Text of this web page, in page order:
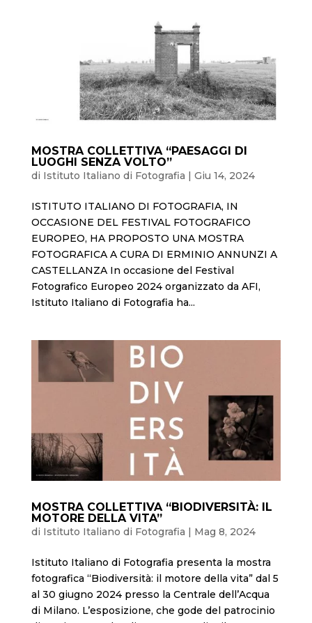
MOSTRA COLLETTIVA “PAESAGGI DI
LUOGHI SENZA VOLTO”
di Istituto Italiano di Fotografia | Giu 14, 2024
ISTITUTO ITALIANO DI FOTOGRAFIA, IN
OCCASIONE DEL FESTIVAL FOTOGRAFICO
EUROPEO, HA PROPOSTO UNA MOSTRA
FOTOGRAFICA A CURA DI ERMINIO ANNUNZI A
CASTELLANZA In occasione del Festival
Fotografico Europeo 2024 organizzato da AFI,
Istituto Italiano di Fotografia ha...
MOSTRA COLLETTIVA “BIODIVERSITÀ: IL
MOTORE DELLA VITA”
di Istituto Italiano di Fotografia | Mag 8, 2024
Istituto Italiano di Fotografia presenta la mostra
fotografica “Biodiversità: il motore della vita” dal 5
al 30 giugno 2024 presso la Centrale dell’Acqua
di Milano. L’esposizione, che gode del patrocinio